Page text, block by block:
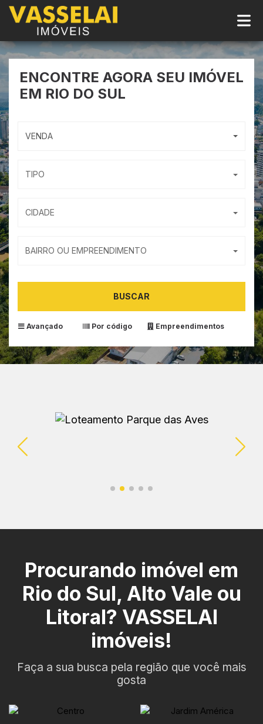
ENCONTRE AGORA SEU IMÓVEL
EM RIO DO SUL
VENDA
TIPO
CIDADE
BAIRRO OU EMPREENDIMENTO
BUSCAR
Avançado Por código Empreendimentos
Procurando imóvel em
Rio do Sul, Alto Vale ou
Litoral? VASSELAI
imóveis!
Faça a sua busca pela região que você mais
gosta